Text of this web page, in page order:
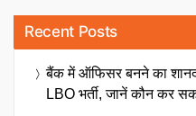
Recent Posts
बैंक में ऑफिसर बनने का
LBO भर्ती, जानें कौन कर